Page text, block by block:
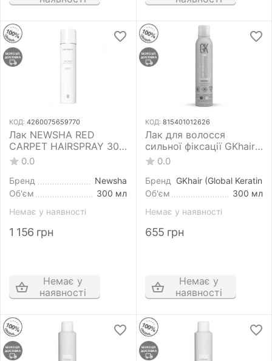
КОД: 4260075659770
Лак NEWSHA RED
CARPET HAIRSPRAY 300
мл "червона доріжка"
екстра-сильної фіксації
0.0
Бренд
Newsha
Об'єм
300 мл
Немає у наявності
1 156 грн
Немає у
наявності
КОД: 815401012626
Лак для волосся
сильної фіксації GKhair
Strong Hold HairSpray
300 мл
0.0
Бренд
GKhair (Global Keratin)
Об'єм
300 мл
Немає у наявності
655 грн
Немає у
наявності